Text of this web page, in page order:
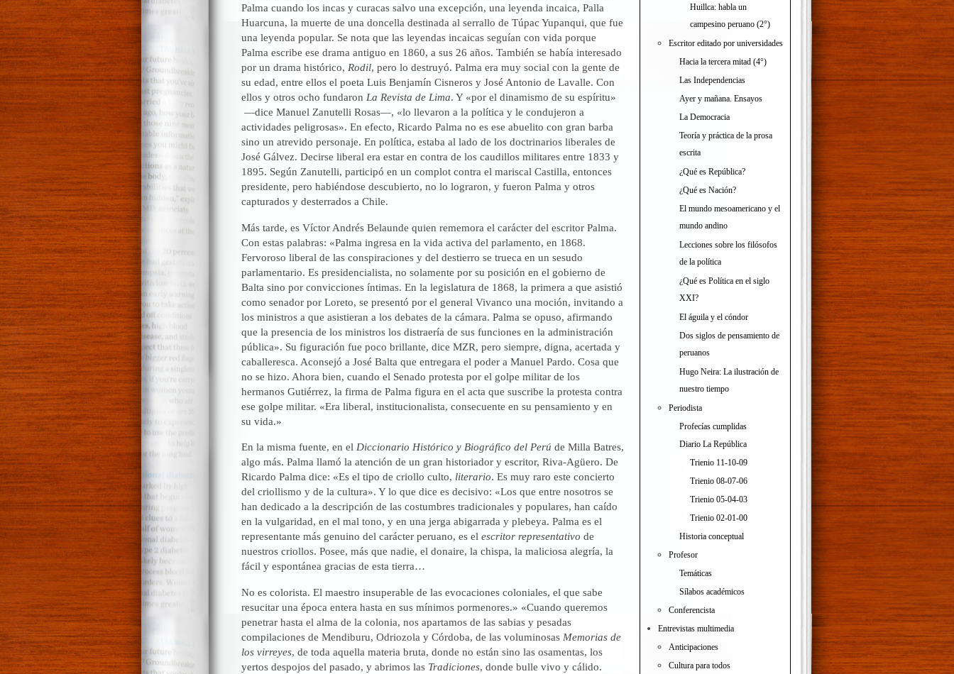
Palma cuando los incas y curacas salvo una excepción, una leyenda incaica, Palla
Huarcuna, la muerte de una doncella destinada al serrallo de Túpac Yupanqui, que fue
una leyenda popular. Se nota que las leyendas incaicas seguían con vida porque
Palma escribe ese drama antiguo en 1860, a sus 26 años. También se había interesado
por un drama histórico, Rodil, pero lo destruyó. Palma era muy social con la gente de
su edad, entre ellos el poeta Luis Benjamín Cisneros y José Antonio de Lavalle. Con
ellos y otros ocho fundaron La Revista de Lima. Y «por el dinamismo de su espíritu»
—dice Manuel Zanutelli Rosas—, «lo llevaron a la política y le condujeron a
actividades peligrosas». En efecto, Ricardo Palma no es ese abuelito con gran barba
sino un atrevido personaje. En política, estaba al lado de los doctrinarios liberales de
José Gálvez. Decirse liberal era estar en contra de los caudillos militares entre 1833 y
1895. Según Zanutelli, participó en un complot contra el mariscal Castilla, entonces
presidente, pero habiéndose descubierto, no lo lograron, y fueron Palma y otros
capturados y desterrados a Chile.
Más tarde, es Víctor Andrés Belaunde quien rememora el carácter del escritor Palma.
Con estas palabras: «Palma ingresa en la vida activa del parlamento, en 1868.
Fervoroso liberal de las conspiraciones y del destierro se trueca en un sesudo
parlamentario. Es presidencialista, no solamente por su posición en el gobierno de
Balta sino por convicciones íntimas. En la legislatura de 1868, la primera a que asistió
como senador por Loreto, se presentó por el general Vivanco una moción, invitando a
los ministros a que asistieran a los debates de la cámara. Palma se opuso, afirmando
que la presencia de los ministros los distraería de sus funciones en la administración
pública». Su figuración fue poco brillante, dice MZR, pero siempre, digna, acertada y
caballeresca. Aconsejó a José Balta que entregara el poder a Manuel Pardo. Cosa que
no se hizo. Ahora bien, cuando el Senado protesta por el golpe militar de los
hermanos Gutiérrez, la firma de Palma figura en el acta que suscribe la protesta contra
ese golpe militar. «Era liberal, institucionalista, consecuente en su pensamiento y en
su vida.»
En la misma fuente, en el Diccionario Histórico y Biográfico del Perú de Milla Batres,
algo más. Palma llamó la atención de un gran historiador y escritor, Riva-Agüero. De
Ricardo Palma dice: «Es el tipo de criollo culto, literario. Es muy raro este concierto
del criollismo y de la cultura». Y lo que dice es decisivo: «Los que entre nosotros se
han dedicado a la descripción de las costumbres tradicionales y populares, han caído
en la vulgaridad, en el mal tono, y en una jerga abigarrada y plebeya. Palma es el
representante más genuino del carácter peruano, es el escritor representativo de
nuestros criollos. Posee, más que nadie, el donaire, la chispa, la maliciosa alegría, la
fácil y espontánea gracias de esta tierra…
No es colorista. El maestro insuperable de las evocaciones coloniales, el que sabe
resucitar una época entera hasta en sus mínimos pormenores.» «Cuando queremos
penetrar hasta el alma de la colonia, nos apartamos de las sabias y pesadas
compilaciones de Mendiburu, Odriozola y Córdoba, de las voluminosas Memorias de
los virreyes, de toda aquella materia bruta, donde no están sino las osamentas, los
yertos despojos del pasado, y abrimos las Tradiciones, donde bulle vivo y cálido.
Huillca: habla un
campesino peruano (2°)
Escritor editado por universidades
Hacia la tercera mitad (4°)
Las Independencias
Ayer y mañana. Ensayos
La Democracia
Teoría y práctica de la prosa
escrita
¿Qué es República?
¿Qué es Nación?
El mundo mesoamericano y el
mundo andino
Lecciones sobre los filósofos
de la política
¿Qué es Política en el siglo
XXI?
El águila y el cóndor
Dos siglos de pensamiento de
peruanos
Hugo Neira: La ilustración de
nuestro tiempo
Periodista
Profecías cumplidas
Diario La República
Trienio 11-10-09
Trienio 08-07-06
Trienio 05-04-03
Trienio 02-01-00
Historia conceptual
Profesor
Temáticas
Sílabos académicos
Conferencista
Entrevistas multimedia
Anticipaciones
Cultura para todos